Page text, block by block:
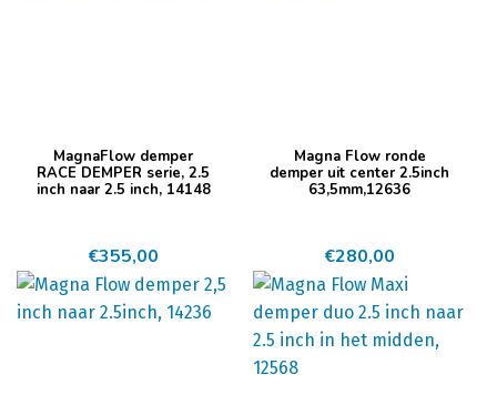
MagnaFlow demper
RACE DEMPER serie, 2.5
inch naar 2.5 inch, 14148
€355,00
Magna Flow ronde
demper uit center 2.5inch
63,5mm,12636
€280,00